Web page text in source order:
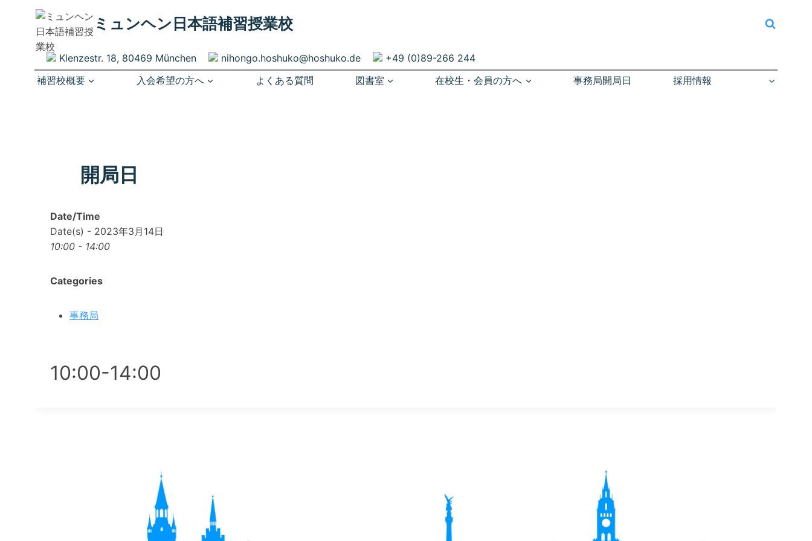
ミュンヘン​日本語補習授業校
Klenzestr. 18, 80469 München nihongo.hoshuko@hoshuko.de
+49 (0)89-266 244
補習校概要
入会希望の方へ よくある質問 図書室 在校生・会員の方へ 事務局開局日 採用情報
開局日
Date/Time
Date(s) - 2023年3月14日
10:00 - 14:00
Categories
事務局
10:00-14:00